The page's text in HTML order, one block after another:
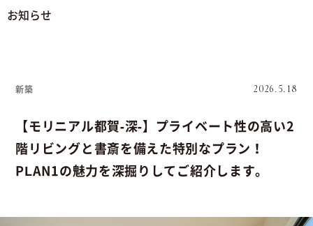
お知らせ
新築 2026.5.18
【モリニアル都賀-深-】プライベート性の高い2
階リビングと書斎を備えた特別なプラン！
PLAN1の魅力を深掘りしてご紹介します。